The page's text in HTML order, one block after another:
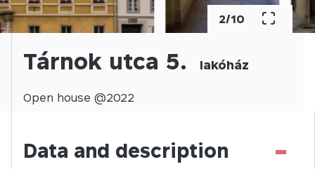
3/10
Tárnok utca 5. lakóház
Open house @2022
Data and description -